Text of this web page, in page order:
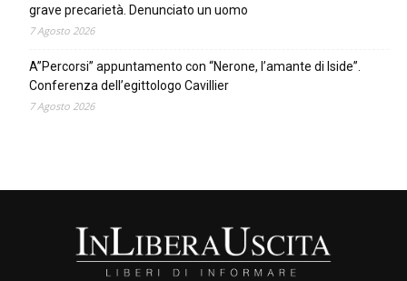
grave precarietà. Denunciato un uomo
7 Agosto 2026
A”Percorsi” appuntamento con “Nerone, l’amante di Iside”.
Conferenza dell’egittologo Cavillier
7 Agosto 2026